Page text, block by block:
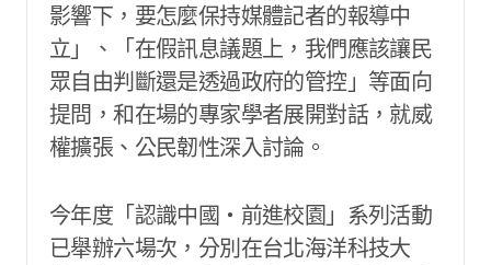
影響下，要怎麼保持媒體記者的報導中
立」、「在假訊息議題上，我們應該讓民
眾自由判斷還是透過政府的管控」等面向
提問，和在場的專家學者展開對話，就威
權擴張、公民韌性深入討論。
今年度「認識中國‧前進校園」系列活動
已舉辦六場次，分別在台北海洋科技大